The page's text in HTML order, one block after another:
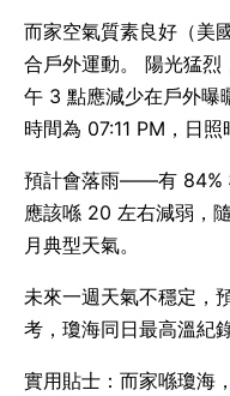
而家空氣質素良好（
合戶外運動。 陽光猛烈
午 3 點應減少在戶外曝
時間為 07:11 PM，日照
預計會落雨——有 84%
應該喺 20 左右減弱，
月典型天氣。
未來一週天氣不穩定，
考，瓊海同日最高溫紀
實用貼士：而家喺瓊海